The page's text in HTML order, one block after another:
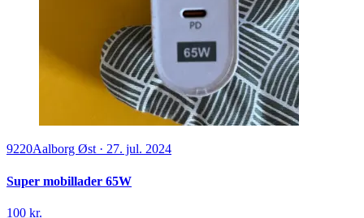
9220Aalborg Øst· 27. jul. 2024
Super mobillader 65W
100 kr.